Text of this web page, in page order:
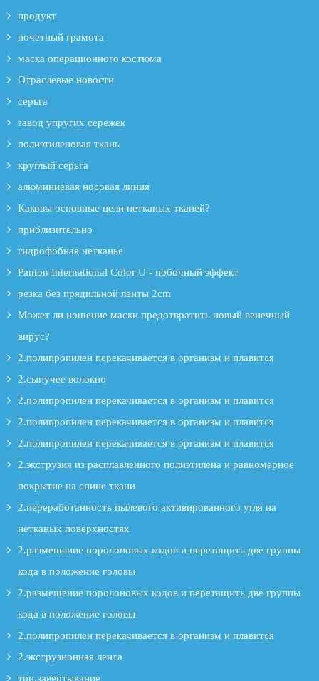
продукт
почетный грамота
маска операционного костюма
Отраслевые новости
серьга
завод упругих сережек
полиэтиленовая ткань
круглый серьга
алюминиевая носовая линия
Каковы основные цели нетканых тканей?
приблизительно
гидрофобная нетканье
Panton International Color U - побочный эффект
резка без прядильной ленты 2cm
Может ли ношение маски предотвратить новый венечный
вирус?
2.полипропилен перекачивается в организм и плавится
2.сыпучее волокно
2.полипропилен перекачивается в организм и плавится
2.полипропилен перекачивается в организм и плавится
2.полипропилен перекачивается в организм и плавится
2.экструзия из расплавленного полиэтилена и равномерное
покрытие на спине ткани
2.переработанность пылевого активированного угля на
нетканых поверхностях
2.размещение поролоновых кодов и перетащить две группы
кода в положение головы
2.размещение поролоновых кодов и перетащить две группы
кода в положение головы
2.полипропилен перекачивается в организм и плавится
2.экструзионная лента
три.завертывание